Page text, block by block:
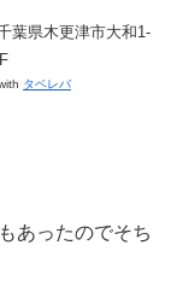
葉県木更津市大和1‐
タベレバ
もあったのでそち